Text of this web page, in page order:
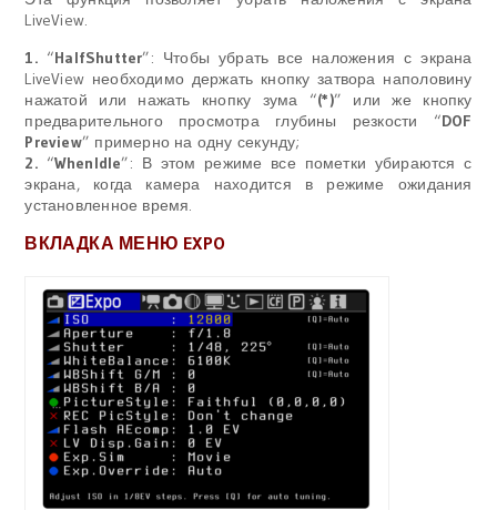
LiveView.
1.“HalfShutter”: Чтобы убрать все наложения с экрана
LiveView необходимо держать кнопку затвора наполовину
нажатой или нажать кнопку зума “(*)” или же кнопку
предварительного просмотра глубины резкости “DOF
Preview” примерно на одну секунду;
2.“WhenIdle”: В этом режиме все пометки убираются с
экрана, когда камера находится в режиме ожидания
установленное время.
ВКЛАДКА МЕНЮ EXPO